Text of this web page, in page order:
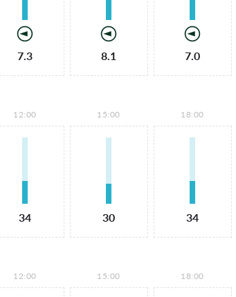
7.3 8.1 7.0
12:00
34
15:00
30
18:00
34
12:00 15:00 18:00